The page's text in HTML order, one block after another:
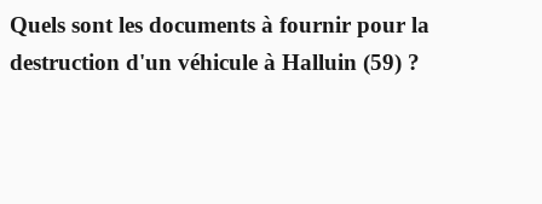
Quels sont les documents à fournir pour la
destruction d'un véhicule à Halluin (59) ?